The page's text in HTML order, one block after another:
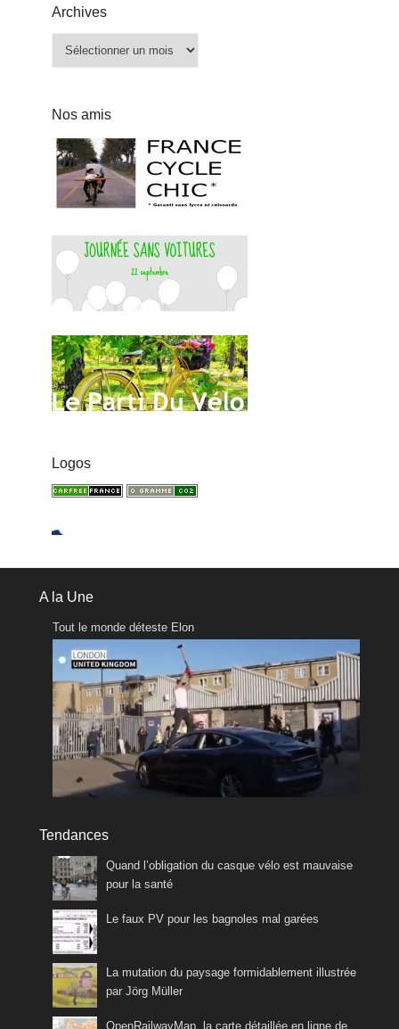
Archives
Nos amis
Logos
A la Une
Tout le monde déteste Elon
Tendances
Quand l’obligation du casque vélo est mauvaise
pour la santé
Le faux PV pour les bagnoles mal garées
La mutation du paysage formidablement illustrée
par Jörg Müller
OpenRailwayMap, la carte détaillée en ligne de